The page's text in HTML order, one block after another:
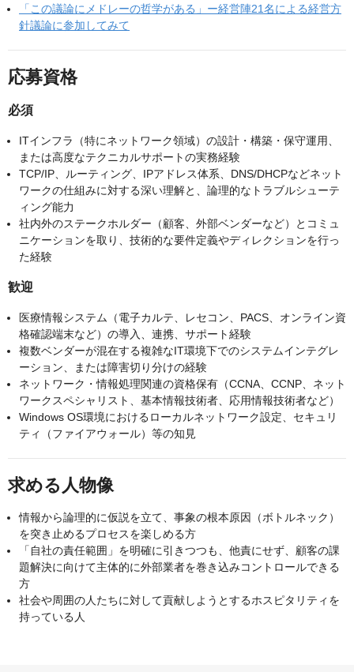
「この議論にメドレーの哲学がある」ー経営陣21名による経営方
針議論に参加してみて
応募資格
必須
ITインフラ（特にネットワーク領域）の設計・構築・保守運用、
または高度なテクニカルサポートの実務経験
TCP/IP、ルーティング、IPアドレス体系、DNS/DHCPなどネット
ワークの仕組みに対する深い理解と、論理的なトラブルシューテ
ィング能力
社内外のステークホルダー（顧客、外部ベンダーなど）とコミュ
ニケーションを取り、技術的な要件定義やディレクションを行っ
た経験
歓迎
医療情報システム（電子カルテ、レセコン、PACS、オンライン資
格確認端末など）の導入、連携、サポート経験
複数ベンダーが混在する複雑なIT環境下でのシステムインテグレ
ーション、または障害切り分けの経験
ネットワーク・情報処理関連の資格保有（CCNA、CCNP、ネット
ワークスペシャリスト、基本情報技術者、応用情報技術者など）
Windows OS環境におけるローカルネットワーク設定、セキュリ
ティ（ファイアウォール）等の知見
求める人物像
情報から論理的に仮説を立て、事象の根本原因（ボトルネック）
を突き止めるプロセスを楽しめる方
「自社の責任範囲」を明確に引きつつも、他責にせず、顧客の課
題解決に向けて主体的に外部業者を巻き込みコントロールできる
方
社会や周囲の人たちに対して貢献しようとするホスピタリティを
持っている人